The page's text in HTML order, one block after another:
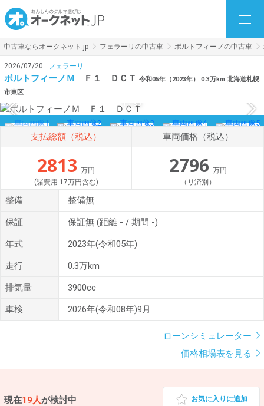
中古車ならオークネット.jp フェラーリの中古車 ポルトフィーノの中古車
2026/07/20 フェラーリ
ポルトフィーノＭ Ｆ１ ＤＣＴ 令和05年（2023年） 0.3万km 北海道札幌
市東区
30
支払総額（税込）
2813 万円
(諸費用 17万円含む)
車両価格（税込）
2796 万円
（リ済別）
整備 整備無
保証 保証無 (距離 - / 期間 -)
年式 2023年(令和05年)
走行 0.3万km
排気量 3900cc
車検 2026年(令和08年)9月
ローンシミュレーター
価格相場表を見る
現在19人が検討中 お気に入りに追加